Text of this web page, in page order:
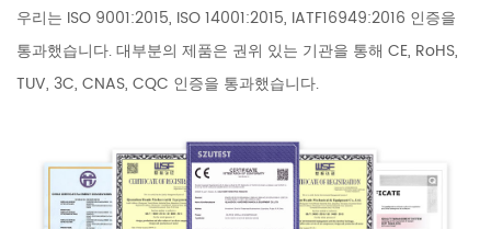
우리는 ISO 9001:2015, ISO 14001:2015, IATF16949:2016 인증을
통과했습니다. 대부분의 제품은 권위 있는 기관을 통해 CE, RoHS,
TUV, 3C, CNAS, CQC 인증을 통과했습니다.